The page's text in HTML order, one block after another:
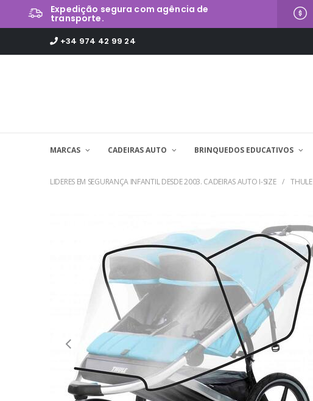
Expedição segura com agência de
transporte.
+34 974 42 99 24
MARCAS CADEIRAS AUTO BRINQUEDOS EDUCATIVOS
LIDERES EM SEGURANÇA INFANTIL DESDE 2003. CADEIRAS AUTO I-SIZE THULE